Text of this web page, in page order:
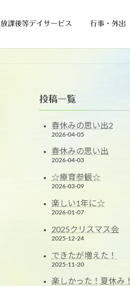
放課後等デイサービス 行事・外出
投稿一覧
春休みの思い出2
2026-04-05
春休みの思い出
2026-04-03
☆療育参観☆
2026-03-09
楽しい1年に☆
2026-01-07
2025クリスマス会
2025-12-24
できたが増えた！
2025-11-20
楽しかった！夏休み！